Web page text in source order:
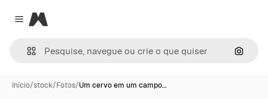
Close menu
Magnific
Início/stock/Fotos/Um cervo em um campo…